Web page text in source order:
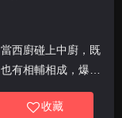
西廚碰上中廚，既
有相輔相成，爆發
「保哥」
幕及網上視頻，首
收藏